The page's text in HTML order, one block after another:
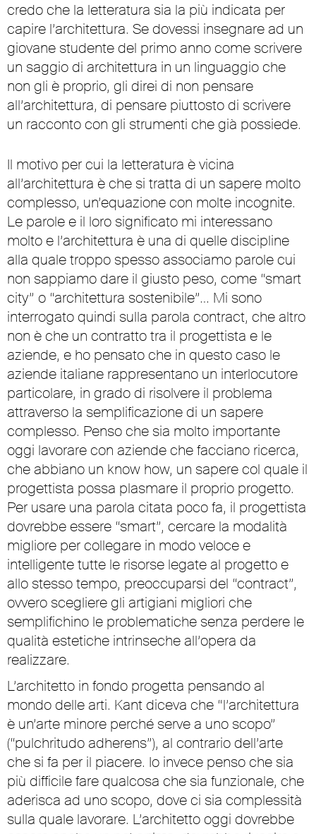
credo che la letteratura sia la più indicata per
capire l’architettura. Se dovessi insegnare ad un
giovane studente del primo anno come scrivere
un saggio di architettura in un linguaggio che
non gli è proprio, gli direi di non pensare
all’architettura, di pensare piuttosto di scrivere
un racconto con gli strumenti che già possiede.
Il motivo per cui la letteratura è vicina
all’architettura è che si tratta di un sapere molto
complesso, un’equazione con molte incognite.
Le parole e il loro significato mi interessano
molto e l’architettura è una di quelle discipline
alla quale troppo spesso associamo parole cui
non sappiamo dare il giusto peso, come “smart
city” o “architettura sostenibile”… Mi sono
interrogato quindi sulla parola contract, che altro
non è che un contratto tra il progettista e le
aziende, e ho pensato che in questo caso le
aziende italiane rappresentano un interlocutore
particolare, in grado di risolvere il problema
attraverso la semplificazione di un sapere
complesso. Penso che sia molto importante
oggi lavorare con aziende che facciano ricerca,
che abbiano un know how, un sapere col quale il
progettista possa plasmare il proprio progetto.
Per usare una parola citata poco fa, il progettista
dovrebbe essere “smart”, cercare la modalità
migliore per collegare in modo veloce e
intelligente tutte le risorse legate al progetto e
allo stesso tempo, preoccuparsi del “contract”,
ovvero scegliere gli artigiani migliori che
semplifichino le problematiche senza perdere le
qualità estetiche intrinseche all’opera da
realizzare.
L’architetto in fondo progetta pensando al
mondo delle arti. Kant diceva che “l’architettura
è un’arte minore perché serve a uno scopo”
(“pulchritudo adherens”), al contrario dell’arte
che si fa per il piacere. Io invece penso che sia
più difficile fare qualcosa che sia funzionale, che
aderisca ad uno scopo, dove ci sia complessità
sulla quale lavorare. L’architetto oggi dovrebbe